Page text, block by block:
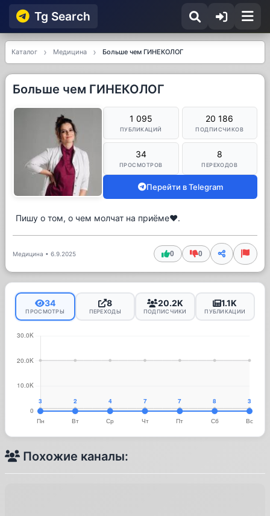
Tg Searсh
Каталог Медицина Больше чем ГИНЕКОЛОГ
Больше чем ГИНЕКОЛОГ
1 095
ПУБЛИКАЦИЙ
20 186
ПОДПИСЧИКОВ
34
ПРОСМОТРОВ
8
ПЕРЕХОДОВ
Перейти в Telegram
Пишу о том, о чем молчат на приёме❤️.
Медицина • 6.9.2025 0 0
34
ПРОСМОТРЫ
8
ПЕРЕХОДЫ
20.2K
ПОДПИСЧИКИ
1.1K
ПУБЛИКАЦИИ
Похожие каналы: